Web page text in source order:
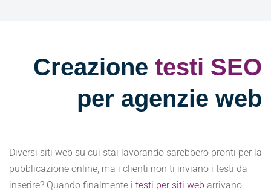
Creazione testi SEO
per agenzie web
Diversi siti web su cui stai lavorando sarebbero pronti per la
pubblicazione online, ma i clienti non ti inviano i testi da
inserire? Quando finalmente i testi per siti web arrivano,